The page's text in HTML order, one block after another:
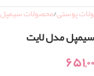
پوستی محصولات سیمپل
مدل لایت